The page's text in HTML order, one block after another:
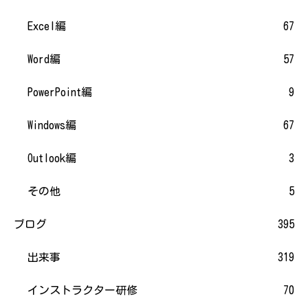
Excel編 67
Word編 57
PowerPoint編 9
Windows編 67
Outlook編 3
その他 5
ブログ 395
出来事 319
インストラクター研修 70